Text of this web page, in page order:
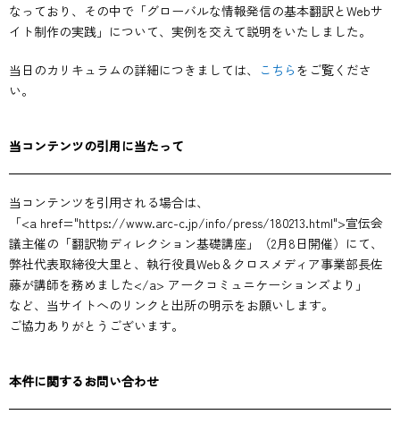
なっており、その中で「グローバルな情報発信の基本翻訳とWebサ
イト制作の実践」について、実例を交えて説明をいたしました。
当日のカリキュラムの詳細につきましては、 こちら をご覧くださ
い。
当コンテンツの引用に当たって
当コンテンツを引用される場合は、
「<a href="https://www.arc-c.jp/info/press/180213.html">宣伝会
議主催の「翻訳物ディレクション基礎講座」（2月8日開催）にて、
弊社代表取締役大里と、執行役員Web＆クロスメディア事業部長佐
藤が講師を務めました</a> アークコミュニケーションズより」
など、当サイトへのリンクと出所の明示をお願いします。
ご協力ありがとうございます。
本件に関するお問い合わせ